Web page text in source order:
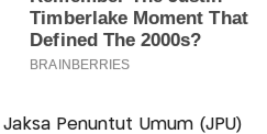
Penuntut Umum (JPU)